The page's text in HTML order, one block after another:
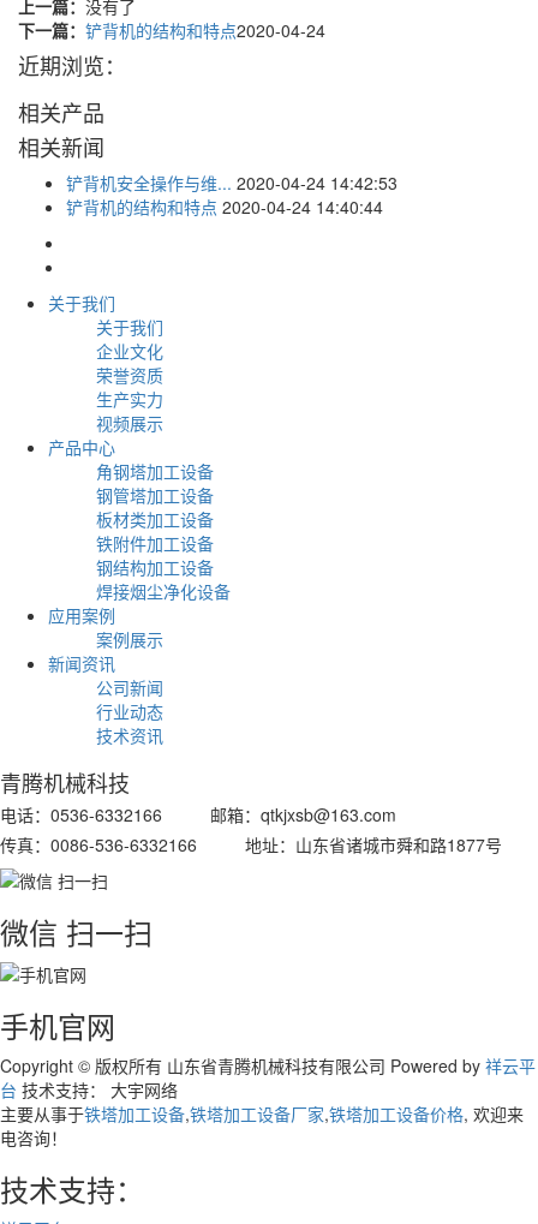
上一篇： 没有了
下一篇： 铲背机的结构和特点2020-04-24
近期浏览：
相关产品
相关新闻
铲背机安全操作与维... 2020-04-24 14:42:53
铲背机的结构和特点 2020-04-24 14:40:44
关于我们
关于我们
企业文化
荣誉资质
生产实力
视频展示
产品中心
角钢塔加工设备
钢管塔加工设备
板材类加工设备
铁附件加工设备
钢结构加工设备
焊接烟尘净化设备
应用案例
案例展示
新闻资讯
公司新闻
行业动态
技术资讯
青腾机械科技
电话：0536-6332166 邮箱：qtkjxsb@163.com
传真：0086-536-6332166 地址：山东省诸城市舜和路1877号
微信 扫一扫
手机官网
Copyright © 版权所有 山东省青腾机械科技有限公司 Powered by 祥云平
台 技术支持： 大宇网络
主要从事于铁塔加工设备,铁塔加工设备厂家,铁塔加工设备价格, 欢迎来
电咨询！
技术支持：